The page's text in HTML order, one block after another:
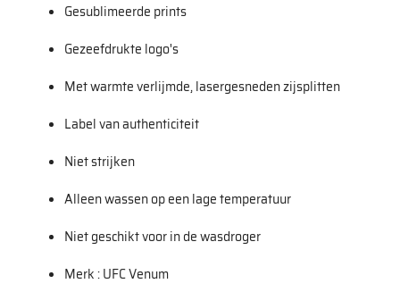
Gesublimeerde prints
Gezeefdrukte logo's
Met warmte verlijmde, lasergesneden zijsplitten
Label van authenticiteit
Niet strijken
Alleen wassen op een lage temperatuur
Niet geschikt voor in de wasdroger
Merk : UFC Venum